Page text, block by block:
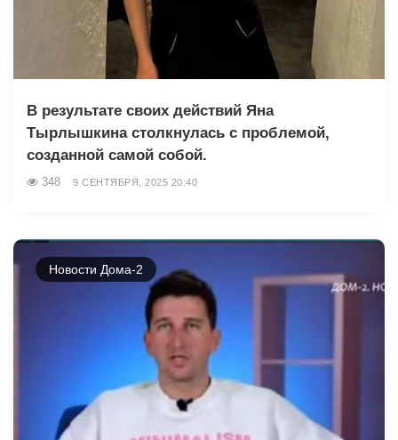
В результате своих действий Яна
Тырлышкина столкнулась с проблемой,
созданной самой собой.
348 9 СЕНТЯБРЯ, 2025 20:40
Новости Дома-2